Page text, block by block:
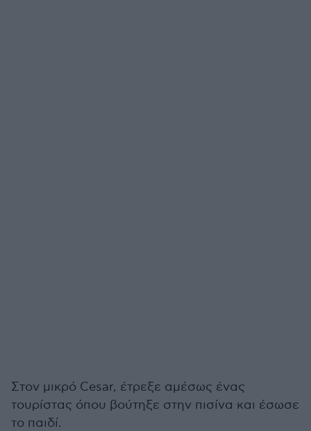
Στον μικρό Cesar, έτρεξε αμέσως ένας
τουρίστας όπου βούτηξε στην πισίνα και έσωσε
το παιδί.